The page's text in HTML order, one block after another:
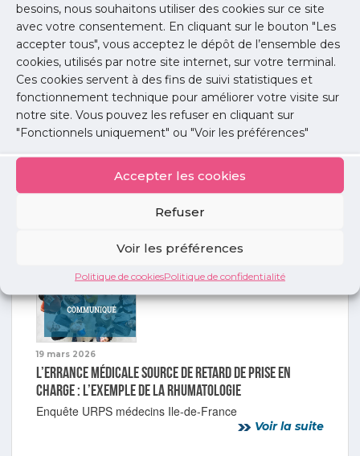
besoins, nous souhaitons utiliser des cookies sur ce site
avec votre consentement. En cliquant sur le bouton "Les
accepter tous", vous acceptez le dépôt de l’ensemble des
cookies, utilisés par notre site internet, sur votre terminal.
Ces cookies servent à des fins de suivi statistiques et
fonctionnement technique pour améliorer votre visite sur
notre site. Vous pouvez les refuser en cliquant sur
"Fonctionnels uniquement" ou "Voir les préférences"
Accepter les cookies
Refuser
Voir les préférences
Politique de cookiesPolitique de confidentialité
Programme santé
Publié le :16 juin 2021
Partager cet article :
Toutes les actus précédentes
19 mars 2026
L’errance médicale source de retard de prise en
charge : l’exemple de la rhumatologie
Enquête URPS médecins Ile-de-France
Voir la suite